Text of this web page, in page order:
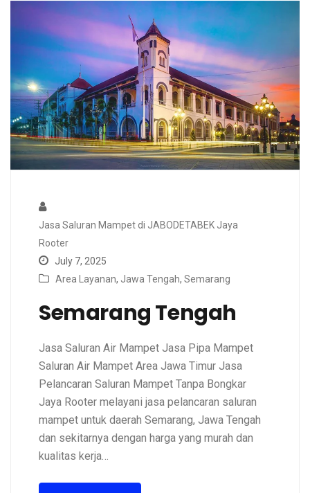
Jasa Saluran Mampet di JABODETABEK Jaya
Rooter
July 7, 2025
Area Layanan, Jawa Tengah, Semarang
Semarang Tengah
Jasa Saluran Air Mampet Jasa Pipa Mampet
Saluran Air Mampet Area Jawa Timur Jasa
Pelancaran Saluran Mampet Tanpa Bongkar
Jaya Rooter melayani jasa pelancaran saluran
mampet untuk daerah Semarang, Jawa Tengah
dan sekitarnya dengan harga yang murah dan
kualitas kerja…